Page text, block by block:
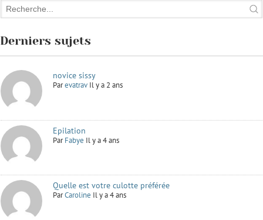
Derniers sujets
novice sissy
Parevatrav Il y a 2 ans
Epilation
ParFabye Il y a 4 ans
Quelle est votre culotte préférée
ParCaroline Il y a 4 ans